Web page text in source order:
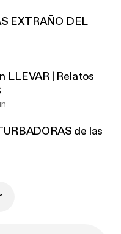
EXTRAÑO DEL
LLEVAR | Relatos
de las